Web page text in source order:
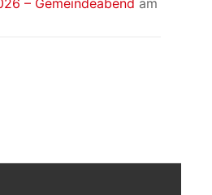
– Gemeindeabend am